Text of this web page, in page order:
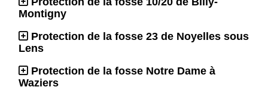
Montigny
Protection de la fosse 23 de Noyelles sous
Lens
Protection de la fosse Notre Dame à
Waziers